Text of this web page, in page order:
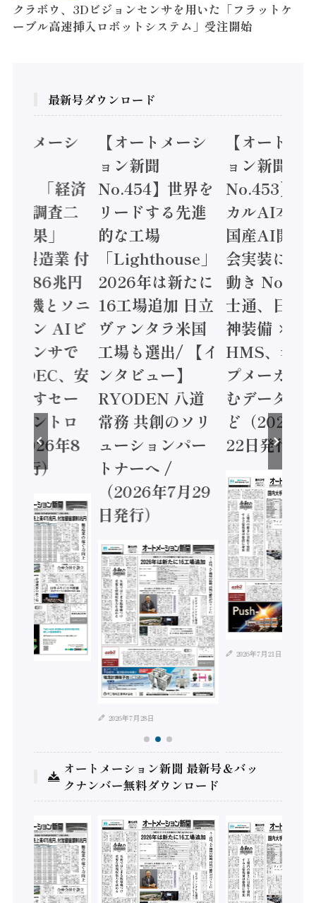
クラボウ、3Dビジョンセンサを用いた「フラットケ
ーブル高速挿入ロボットシステム」受注開始
最新号ダウンロード
トメーシ
】「経済
態調査二
結果」
年製造業 付
額86兆円
電機とソニ
コン AIビ
センサで
/ IDEC、安
かすセー
コントロ
2026年8
発行）
【オートメーシ
ョン新聞
No.454】世界を
リードする先進
的な工場
「Lighthouse」
2026年は新たに
16工場追加 日立
ヴァンタラ米国
工場も選出/ 【イ
ンタビュー】
RYODEN 八道
常務 共創のソリ
ューションパー
トナーへ /
（2026年7月29
日発行）
2026年7月28日
【オートメ
ョン新聞
No.453】フ
カルAI本格
国産AI開発
会実装に活
動き
士通、日立
神装備 ×
HMS、老舗
プメーカー
むデータ活
ど（2026年
22日発行）
2026年7月21日
オートメーション新聞 最新号＆バッ
クナンバー無料ダウンロード